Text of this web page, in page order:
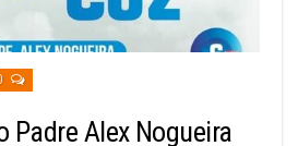
Padre Alex Nogueira